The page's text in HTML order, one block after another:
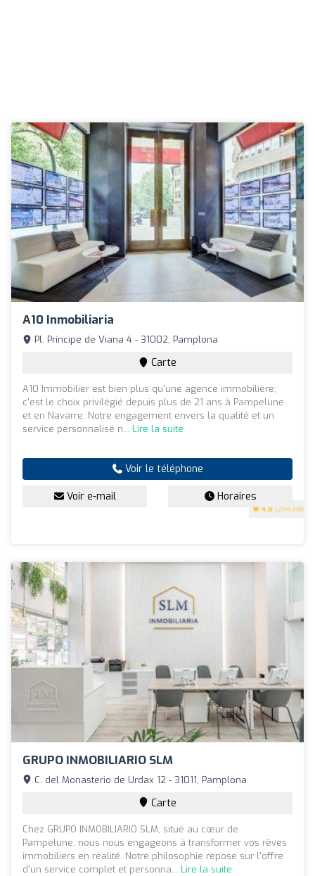
A10 Inmobiliaria
4.8 (244 avis)
Pl. Príncipe de Viana 4 - 31002, Pamplona
Carte
A10 Immobilier est bien plus qu'une agence immobilière;
c'est le choix privilégié depuis plus de 21 ans à Pampelune
et en Navarre. Notre engagement envers la qualité et un
service personnalisé n... Lire la suite
Voir le téléphone
Voir e-mail Horaires
GRUPO INMOBILIARIO SLM
C. del Monasterio de Urdax 12 - 31011, Pamplona
Carte
Chez GRUPO INMOBILIARIO SLM, situé au cœur de
Pampelune, nous nous engageons à transformer vos rêves
immobiliers en réalité. Notre philosophie repose sur l'offre
d'un service complet et personna... Lire la suite